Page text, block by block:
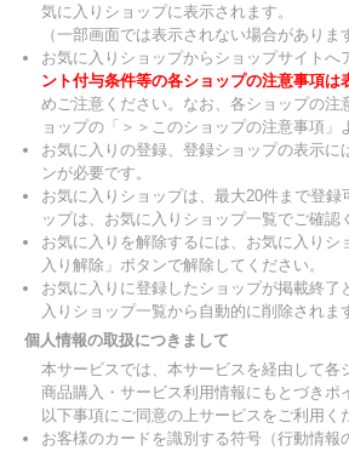
気に入りショップに表示されます。
（一部画面では表示されない場合がありま
お気に入りショップからショップサイトへ
ント付与条件等の各ショップの注意事項は
めご注意ください。なお、各ショップの注
ョップの「＞＞このショップの注意事項」
お気に入りの登録、登録ショップの表示に
ンが必要です。
お気に入りショップは、最大20件まで登録
ップは、お気に入りショップ一覧でご確認
お気に入りを解除するには、お気に入りシ
入り解除」ボタンで解除してください。
お気に入りに登録したショップが掲載終了
入りショップ一覧から自動的に削除されま
個人情報の取扱につきまして
本サービスでは、本サービスを経由して各
商品購入・サービス利用情報にもとづきポ
以下事項にご同意の上サービスをご利用く
お客様のカードを識別する符号（行動情報